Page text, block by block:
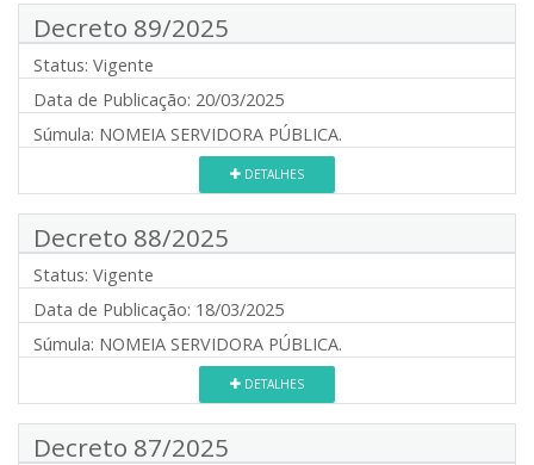
Decreto 89/2025
Status: Vigente
Data de Publicação: 20/03/2025
Súmula: NOMEIA SERVIDORA PÚBLICA.
DETALHES
Decreto 88/2025
Status: Vigente
Data de Publicação: 18/03/2025
Súmula: NOMEIA SERVIDORA PÚBLICA.
DETALHES
Decreto 87/2025